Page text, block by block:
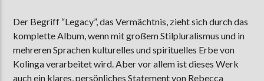
Der Begriff “Legacy”, das Vermächtnis, zieht sich durch das
komplette Album, wenn mit großem Stilpluralismus und in
mehreren Sprachen kulturelles und spirituelles Erbe von
Kolinga verarbeitet wird. Aber vor allem ist dieses Werk
auch ein klares, persönliches Statement von Rebecca